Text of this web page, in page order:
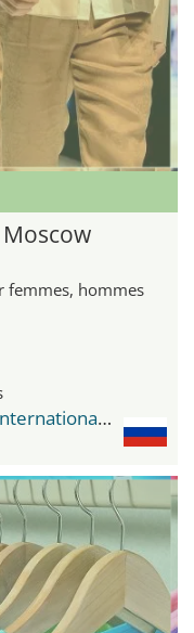
femmes, hommes
Crocus Expo - IEC Crocus Expo International Exhibition Centre